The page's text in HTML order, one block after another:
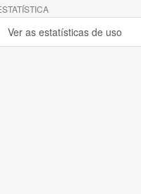
Ver as estatísticas de uso